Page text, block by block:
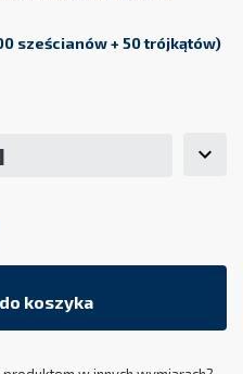
sześcianów + 50 trójkątów)
koszyka